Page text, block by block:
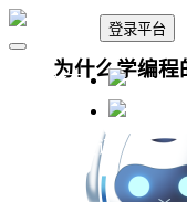
🏠 首页
🗓 政策资讯
登录平台
为什么学编程